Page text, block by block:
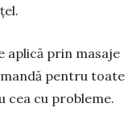
aplică prin masaje
pen­tru toate
cea cu probleme.